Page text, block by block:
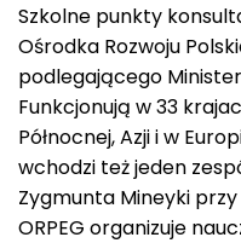
Szkolne punkty
Ośrodka Rozwoju
podlegającego
Funkcjonują w 33
Północnej, Azji i w
wchodzi też jeden
Zygmunta Mineyki
ORPEG organizuje